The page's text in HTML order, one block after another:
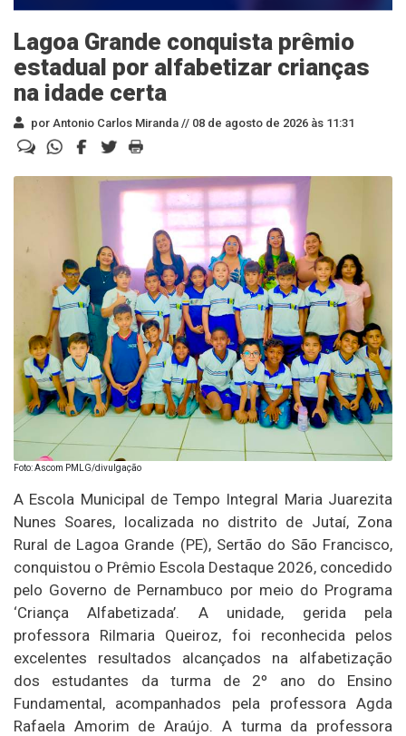
Lagoa Grande conquista prêmio
estadual por alfabetizar crianças
na idade certa
por Antonio Carlos Miranda // 08 de agosto de 2026 às 11:31
Foto: Ascom PMLG/divulgação
A Escola Municipal de Tempo Integral Maria Juarezita
Nunes Soares, localizada no distrito de Jutaí, Zona
Rural de Lagoa Grande (PE), Sertão do São Francisco,
conquistou o Prêmio Escola Destaque 2026, concedido
pelo Governo de Pernambuco por meio do Programa
‘Criança Alfabetizada’. A unidade, gerida pela
professora Rilmaria Queiroz, foi reconhecida pelos
excelentes resultados alcançados na alfabetização
dos estudantes da turma de 2º ano do Ensino
Fundamental, acompanhados pela professora Agda
Rafaela Amorim de Araújo. A turma da professora